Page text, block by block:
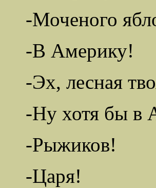
-Моченого
-В Америку!
-Эх, лесная
-Ну хотя бы в
-Рыжиков!
-Царя!